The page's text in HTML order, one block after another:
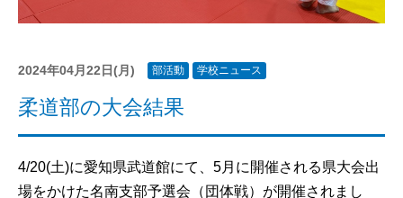
2024年04月22日(月) 部活動 学校ニュース
柔道部の大会結果
4/20(土)に愛知県武道館にて、5月に開催される県大会出
場をかけた名南支部予選会（団体戦）が開催されまし